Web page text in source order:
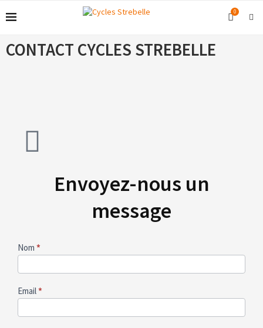
0
CONTACT CYCLES STREBELLE
Envoyez-nous un
message
Contact
cycles-
Nom *
Email*